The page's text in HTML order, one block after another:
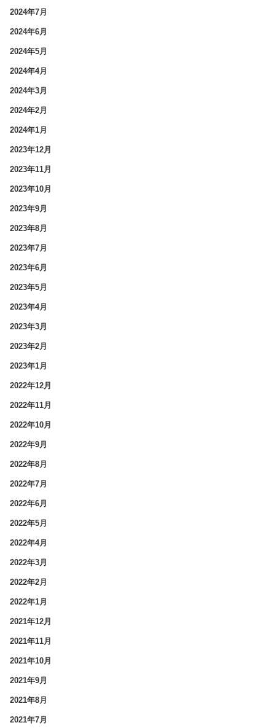
2024年7月
2024年6月
2024年5月
2024年4月
2024年3月
2024年2月
2024年1月
2023年12月
2023年11月
2023年10月
2023年9月
2023年8月
2023年7月
2023年6月
2023年5月
2023年4月
2023年3月
2023年2月
2023年1月
2022年12月
2022年11月
2022年10月
2022年9月
2022年8月
2022年7月
2022年6月
2022年5月
2022年4月
2022年3月
2022年2月
2022年1月
2021年12月
2021年11月
2021年10月
2021年9月
2021年8月
2021年7月